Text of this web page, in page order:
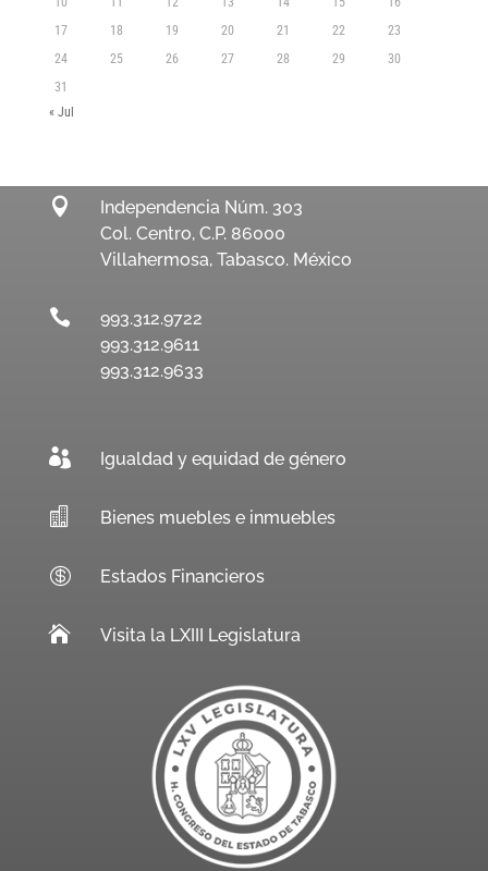
17
18 19 20 21 22
23
24
25 26 27 28 29
30
31
« Jul

Independencia Núm. 303
Col. Centro, C.P. 86000
Villahermosa, Tabasco. México

993.312.9722
993.312.9611
993.312.9633
 Igualdad y equidad de género
 Bienes muebles e inmuebles
 Estados Financieros
 Visita la LXIII Legislatura